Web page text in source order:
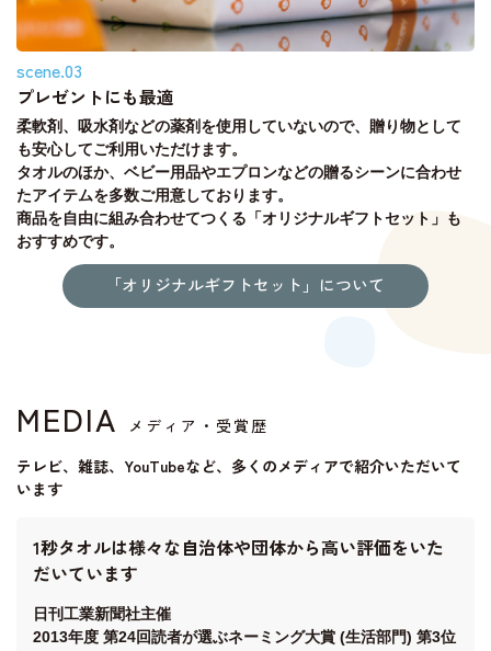
scene.03
プレゼントにも最適
柔軟剤、吸水剤などの薬剤を使用していないので、贈り物として
も安心してご利用いただけます。
タオルのほか、ベビー用品やエプロンなどの贈るシーンに合わせ
たアイテムを多数ご用意しております。
商品を自由に組み合わせてつくる「オリジナルギフトセット」も
おすすめです。
「オリジナルギフトセット」について
MEDIA
メディア・受賞歴
テレビ、雑誌、YouTubeなど、多くのメディアで紹介いただいて
います
1秒タオルは様々な自治体や団体から高い評価をいた
だいています
日刊工業新聞社主催
2013年度 第24回読者が選ぶネーミング大賞 (生活部門) 第3位